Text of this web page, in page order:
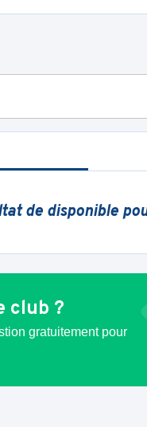
de disponible
club ?
gratuitement pour